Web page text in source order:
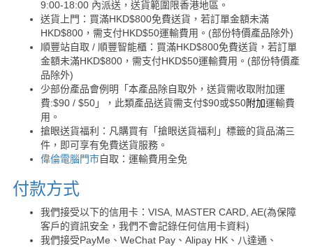
9:00-18:00 內派送，送貨範圍限香港地區。
送貨上門：買滿HKD$800免費送貨，若訂單金額未滿
HKD$800，需支付HKD$50運輸費用。(部份特價產品除外)
順豐站自取 / 順豐智能櫃：買滿HKD$800免費送貨，若訂單
金額未滿HKD$800，需支付HKD$50運輸費用。(部份特價產
品除外)
少部份產品會例明「本產品除自取外，送貨需收取附加運
費:$90 / $50」，此類產品送貨需支付$90或$50附加運輸費
用。
搶眼送貨福利：凡購買有「搶眼送貨福利」標籤的貨品滿三
件，即可享有免費送貨服務。
偉倫電腦門市自取：運輸費用全免
付款方式
我們接受以下的信用卡：VISA, MASTER CARD, AE(為保障
客戶的資訊安全，我們不會記錄任何信用卡資料)
我們接受PayMe、WeChat Pay、Alipay HK、八達通、